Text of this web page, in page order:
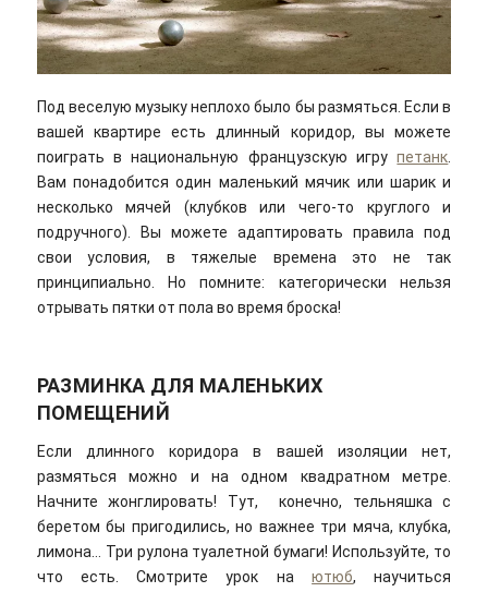
Под веселую музыку неплохо было бы размяться. Если в
вашей квартире есть длинный коридор, вы можете
поиграть в национальную французскую игрупетанк.
Вам понадобится один маленький мячик или шарик и
несколько мячей (клубков или чего-то круглого и
подручного). Вы можете адаптировать правила под
свои условия, в тяжелые времена это не так
принципиально. Но помните: категорически нельзя
отрывать пятки от пола во время броска!
РАЗМИНКА ДЛЯ МАЛЕНЬКИХ
ПОМЕЩЕНИЙ
Если длинного коридора в вашей изоляции нет,
размяться можно и на одном квадратном метре.
Начните жонглировать! Тут, конечно, тельняшка с
беретом бы пригодились, но важнее три мяча, клубка,
лимона… Три рулона туалетной бумаги! Используйте, то
что есть. Смотрите урок наютюб, научиться